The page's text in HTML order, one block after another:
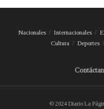
Nacionales Internacionales
Cultura
Deportes
© 2024 Diario La